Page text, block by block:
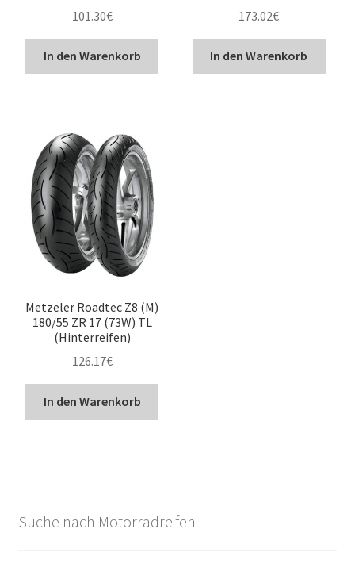
101.30€
In den Warenkorb
173.02€
In den Warenkorb
Metzeler Roadtec Z8 (M)
180/55 ZR 17 (73W) TL
(Hinterreifen)
126.17€
In den Warenkorb
Suche nach Motorradreifen